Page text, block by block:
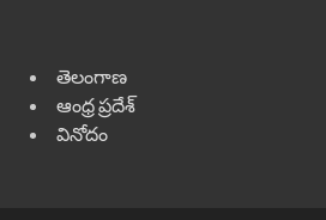
తెలంగాణ
ఆంధ్ర ప్రదేశ్
వినోదం